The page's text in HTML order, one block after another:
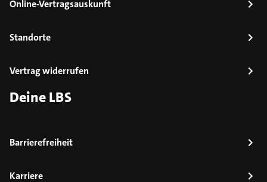
Online-Vertragsauskunft
Standorte
Vertrag widerrufen
Deine LBS
Barrierefreiheit
Karriere